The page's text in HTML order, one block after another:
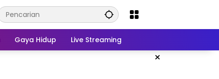
Gaya Hidup Live Streaming
×